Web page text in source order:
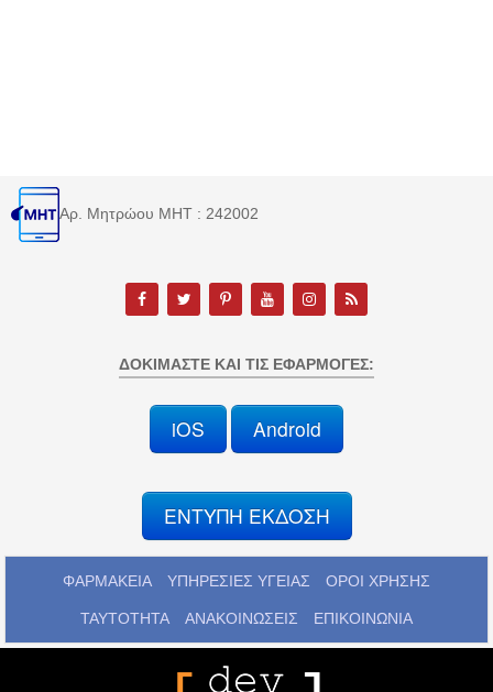
Αρ. Μητρώου MHT : 242002
ΔΟΚΙΜΆΣΤΕ ΚΑΙ ΤΙΣ ΕΦΑΡΜΟΓΈΣ:
iOS Android
ΕΝΤΥΠΗ ΕΚΔΟΣΗ
ΦΑΡΜΑΚΕΙΑ ΥΠΗΡΕΣΙΕΣ ΥΓΕΙΑΣ ΟΡΟΙ ΧΡΗΣΗΣ
ΤΑΥΤΟΤΗΤΑ ΑΝΑΚΟΙΝΩΣΕΙΣ ΕΠΙΚΟΙΝΩΝΙΑ